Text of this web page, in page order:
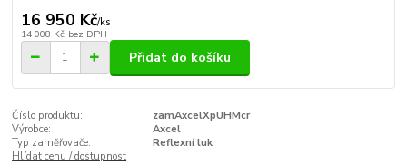
16 950 Kč/ks
14 008 Kč bez DPH
Přidat do košíku
Číslo produktu:
zamAxcelXpUHMcr
Výrobce:
Axcel
Typ zaměřovače:
Reflexní luk
Hlídat cenu / dostupnost